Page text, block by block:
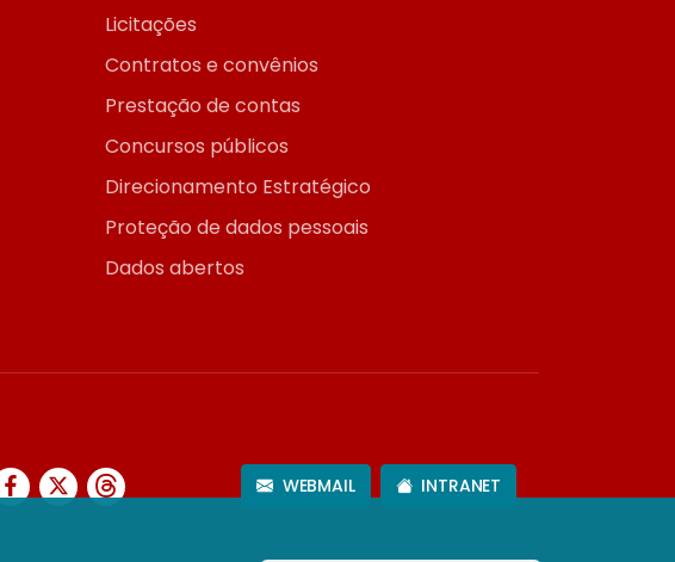
Licitações
Contratos e convênios
Prestação de contas
Concursos públicos
Direcionamento Estratégico
Proteção de dados pessoais
Dados abertos
WEBMAIL INTRANET